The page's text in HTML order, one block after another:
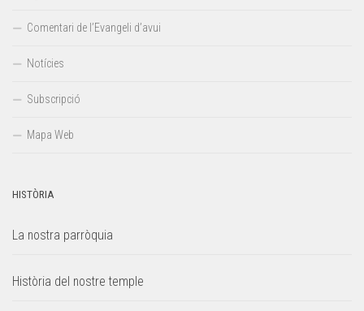
Comentari de l’Evangeli d’avui
Notícies
Subscripció
Mapa Web
HISTÒRIA
La nostra parròquia
Història del nostre temple